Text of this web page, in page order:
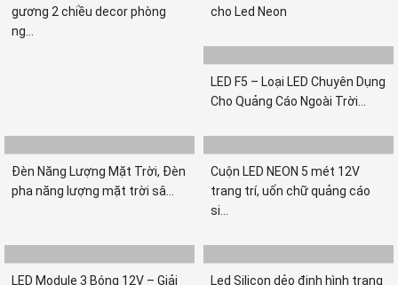
gương 2 chiều decor phòng
ng...
cho Led Neon
LED F5 – Loại LED Chuyên Dụng
Cho Quảng Cáo Ngoài Trời...
Đèn Năng Lượng Mặt Trời, Đèn
pha năng lượng mặt trời sâ...
Cuộn LED NEON 5 mét 12V
trang trí, uốn chữ quảng cáo
si...
LED Module 3 Bóng 12V – Giải
Led Silicon dẻo định hình trang